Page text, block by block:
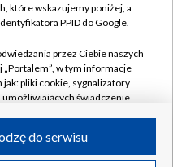
S.A. w likwidacji
które wskazujemy poniżej, a
PPID do Google.
przez Ciebie naszych
„Portalem”, w tym informacje
pliki cookie, sygnalizatory
świadczenie
do serwisu